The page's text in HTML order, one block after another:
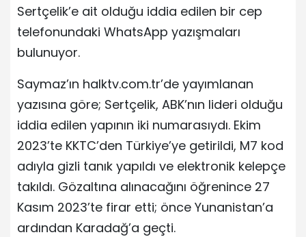
Sertçelik’e ait olduğu iddia edilen bir cep
telefonundaki WhatsApp yazışmaları
bulunuyor.
Saymaz’ın halktv.com.tr’de yayımlanan
yazısına göre; Sertçelik, ABK’nın lideri olduğu
iddia edilen yapının iki numarasıydı. Ekim
2023’te KKTC’den Türkiye’ye getirildi, M7 kod
adıyla gizli tanık yapıldı ve elektronik kelepçe
takıldı. Gözaltına alınacağını öğrenince 27
Kasım 2023’te firar etti; önce Yunanistan’a
ardından Karadağ’a geçti.